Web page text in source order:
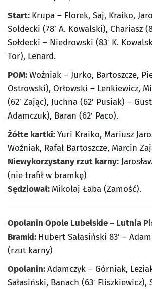
Start: Krupa – Florek, Saj, Kraiko,
Sołdecki (78′ A. Kowalski), Chariasz
Sołdecki – Niedrowski (83′ K.
Tor), Lenard.
POM:Woźniak – Jurko, Bartoszcze,
Ostrowski), Orłowski – Lenkiewicz,
(62′ Zając), Juchna (62′ Pusiak) –
Adamczuk), Baran (62′ Paco).
Żółte kartki:Yuri Kraiko, Mariusz
Woźniak, Rafał Bartoszcze, Marcin
Niewykorzystany rzut karny:
(nie trafił w bramkę)
Sędziował: Mikołaj Łaba (Zamość).
Opolanin Opole Lubelskie – Lutnia
Bramki: Hubert Sałasiński 83′ –
(rzut karny)
Opolanin:Adamczyk – Górniak,
Sałasiński, Banach (63′ Fliszkiewicz),